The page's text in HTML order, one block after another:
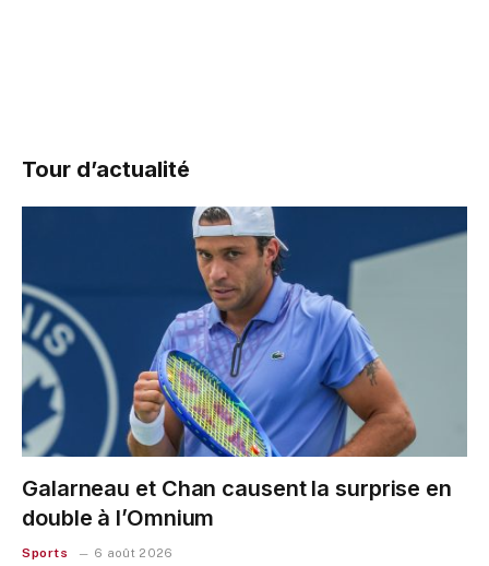
Tour d’actualité
Galarneau et Chan causent la surprise en
double à l’Omnium
Sports 6 août 2026